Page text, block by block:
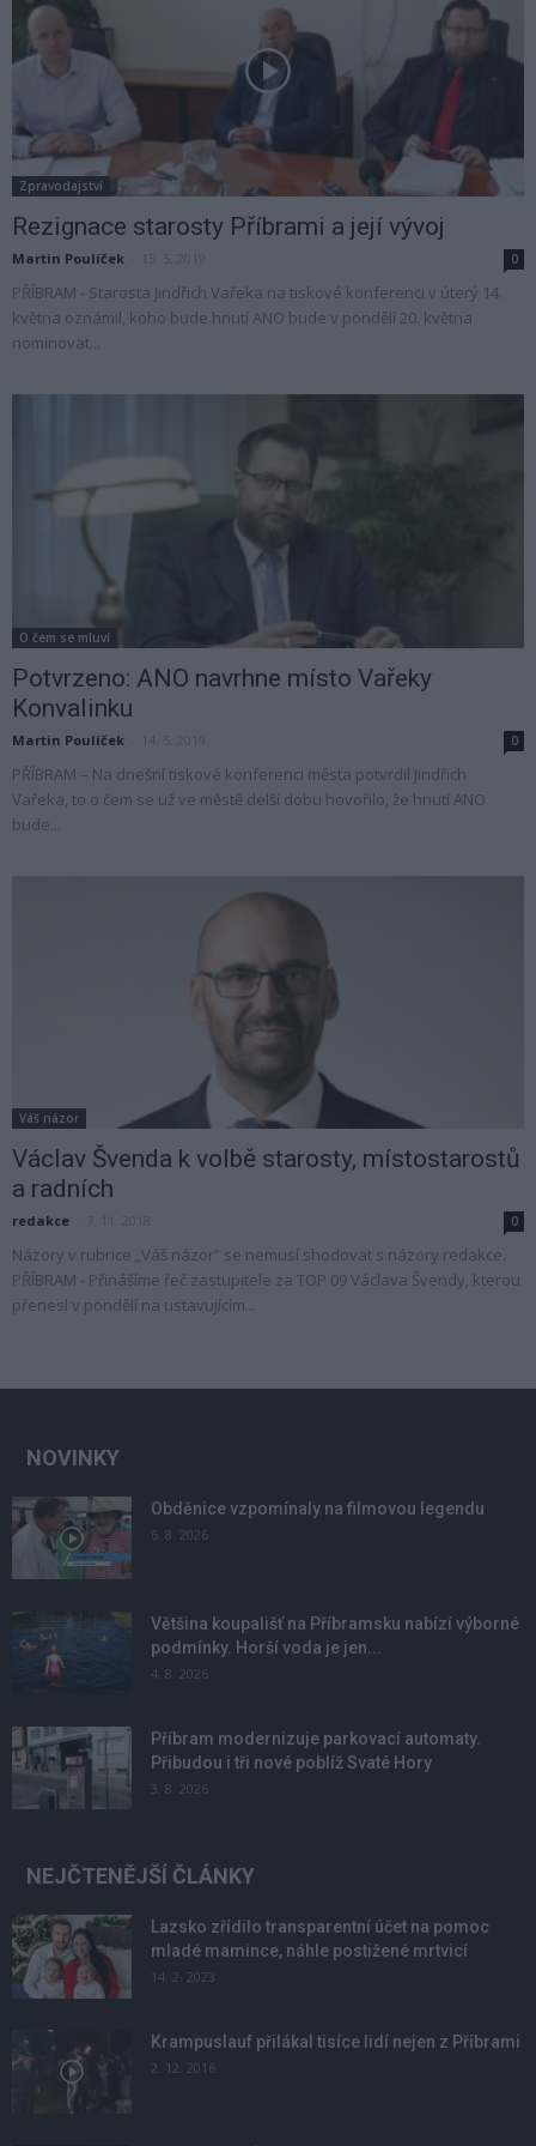
Zpravodajství
Rezignace starosty Příbrami a její vývoj
Martin Poulíček 0
PŘÍBRAM - Starosta Jindřich Vařeka na tiskové konferenci v úterý 14.
května oznámil, koho bude hnutí ANO bude v pondělí 20. května
nominovat...
O čem se mluví
Potvrzeno: ANO navrhne místo Vařeky
Konvalinku
Martin Poulíček 0
PŘÍBRAM – Na dnešní tiskové konferenci města potvrdil Jindřich
Vařeka, to o čem se už ve městě delší dobu hovořilo, že hnutí ANO
bude...
Váš názor
Václav Švenda k volbě starosty, místostarostů
a radních
redakce 0
Názory v rubrice „Váš názor“ se nemusí shodovat s názory redakce.
PŘÍBRAM - Přinášíme řeč zastupitele za TOP 09 Václava Švendy, kterou
přenesl v pondělí na ustavujícím...
NOVINKY
Obděnice vzpomínaly na filmovou legendu
6. 8. 2026
Většina koupališť na Příbramsku nabízí výborné
podmínky. Horší voda je jen...
4. 8. 2026
Příbram modernizuje parkovací automaty.
Přibudou i tři nové poblíž Svaté Hory
3. 8. 2026
NEJČTENĚJŠÍ ČLÁNKY
Lazsko zřídilo transparentní účet na pomoc
mladé mamince, náhle postižené mrtvicí
14. 2. 2023
Krampuslauf přilákal tisíce lidí nejen z Příbrami
2. 12. 2016